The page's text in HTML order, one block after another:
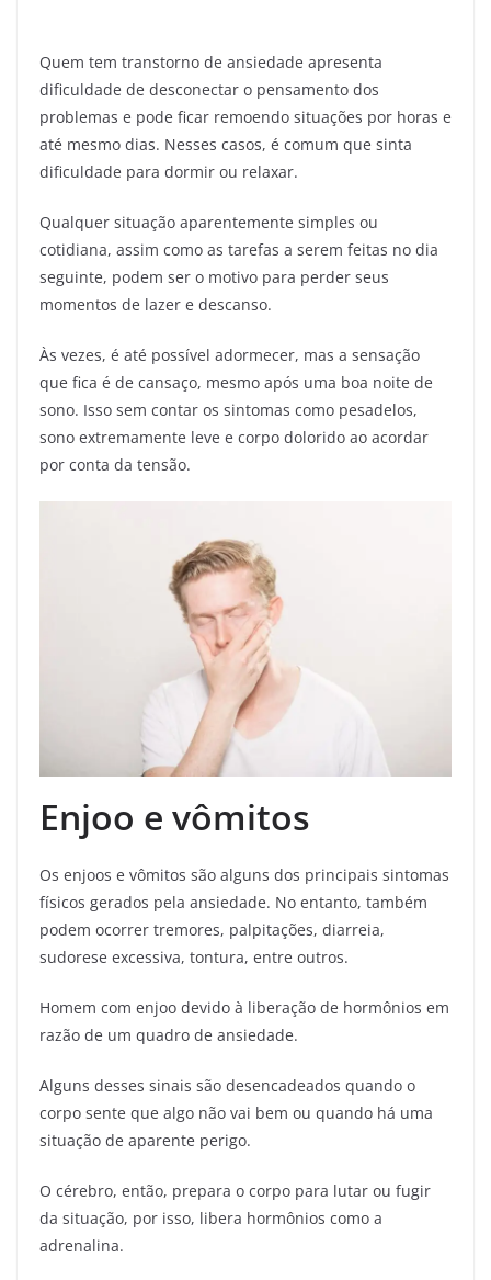
Quem tem transtorno de ansiedade apresenta
dificuldade de desconectar o pensamento dos
problemas e pode ficar remoendo situações por horas e
até mesmo dias. Nesses casos, é comum que sinta
dificuldade para dormir ou relaxar.
Qualquer situação aparentemente simples ou
cotidiana, assim como as tarefas a serem feitas no dia
seguinte, podem ser o motivo para perder seus
momentos de lazer e descanso.
Às vezes, é até possível adormecer, mas a sensação
que fica é de cansaço, mesmo após uma boa noite de
sono. Isso sem contar os sintomas como pesadelos,
sono extremamente leve e corpo dolorido ao acordar
por conta da tensão.
Enjoo e vômitos
Os enjoos e vômitos são alguns dos principais sintomas
físicos gerados pela ansiedade. No entanto, também
podem ocorrer tremores, palpitações, diarreia,
sudorese excessiva, tontura, entre outros.
Homem com enjoo devido à liberação de hormônios em
razão de um quadro de ansiedade.
Alguns desses sinais são desencadeados quando o
corpo sente que algo não vai bem ou quando há uma
situação de aparente perigo.
O cérebro, então, prepara o corpo para lutar ou fugir
da situação, por isso, libera hormônios como a
adrenalina.